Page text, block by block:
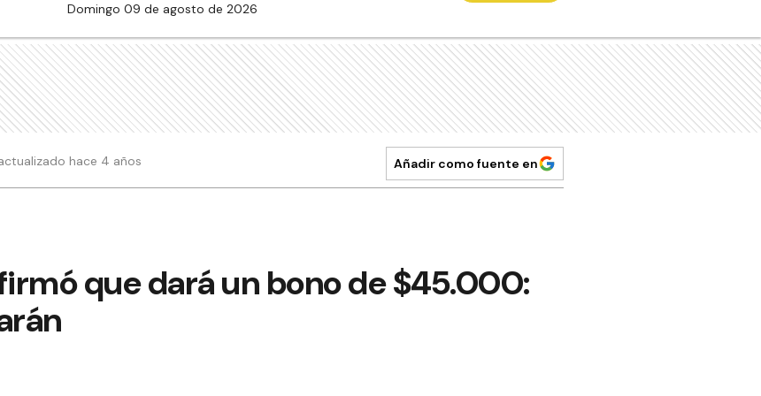
domingo 09 de agosto de 2026
hace 4 años Añadir como fuente en
que dará un bono de $45.000: